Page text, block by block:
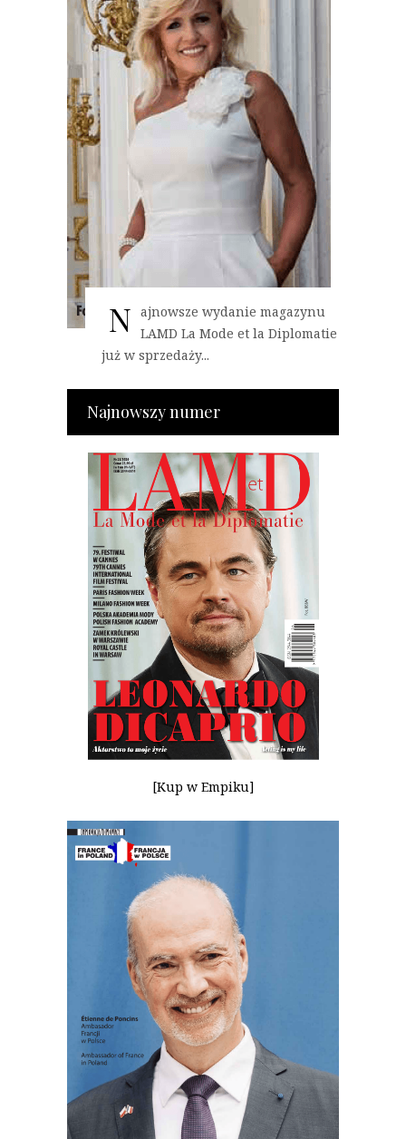
N ajnowsze wydanie magazynu
LAMD La Mode et la Diplomatie
już w sprzedaży...
Najnowszy numer
[Kup w Empiku]